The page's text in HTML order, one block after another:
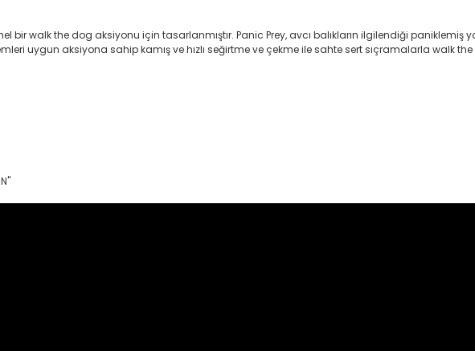
bir walk the dog aksiyonu için tasarlanmıştır. Panic Prey, avcı balıkların ilgilendiği paniklemiş
uygun aksiyona sahip kamış ve hızlı seğirtme ve çekme ile sahte sert sıçramalarla walk